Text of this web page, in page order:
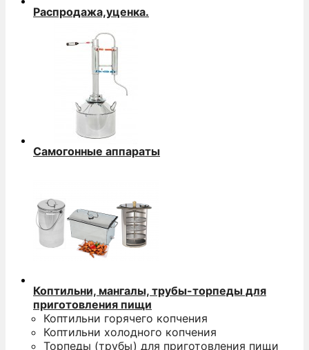
Распродажа,уценка.
Самогонные аппараты
Коптильни, мангалы, трубы-торпеды для
приготовления пищи
Коптильни горячего копчения
Коптильни холодного копчения
Торпеды (трубы) для приготовления пищи